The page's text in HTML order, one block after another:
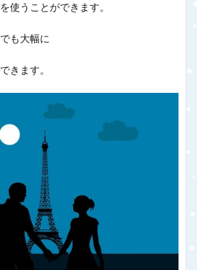
使うことができます。
も大幅に
きます。